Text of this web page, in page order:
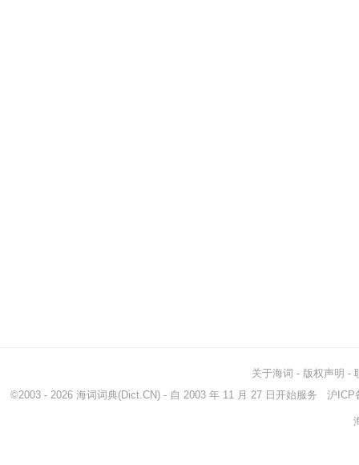
关于海词 - 版权声明 -
©2003 - 2026 海词词典(Dict.CN) - 自 2003 年 11 月 27 日开始服务 沪ICP